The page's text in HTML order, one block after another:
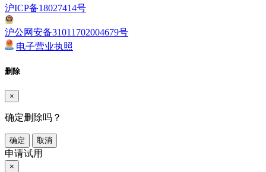
沪ICP备18027414号
沪公网安备31011702004679号
电子营业执照
删除
×
确定删除吗？
确定 取消
申请试用
×